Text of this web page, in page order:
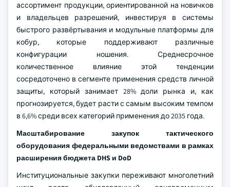
ассортимент продукции, ориентированной на новичков
и владельцев разрешений, инвестируя в системы
быстрого развёртывания и модульные платформы для
кобур, которые поддерживают различные
конфигурации ношения. Среднесрочное
количественное влияние этой тенденции
сосредоточено в сегменте применения средств личной
защиты, который занимает 28% доли рынка и, как
прогнозируется, будет расти с самым высоким темпом
в 6,6% среди всех категорий применения до 2035 года.
Масштабирование закупок тактического
оборудования федеральными ведомствами в рамках
расширения бюджета DHS и DoD
Институциональные закупки переживают многолетний